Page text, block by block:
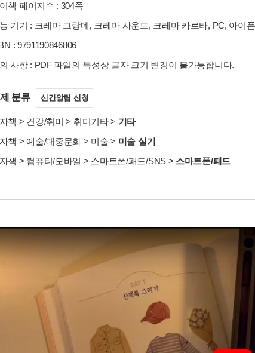
책 페이지수 : 304쪽
기기 : 크레마 그랑데, 크레마 사운드, 크레마 카르타, PC, 아이
: 9791190846806
사항 : PDF 파일의 특성상 글자 크기 변경이 불가능합니다.
분류 신간알림 신청
책 > 건강/취미 > 취미기타> 기타
책 > 예술/대중문화 > 미술 > 미술 실기
책 > 컴퓨터/모바일 > 스마트폰/패드/SNS> 스마트폰/패드